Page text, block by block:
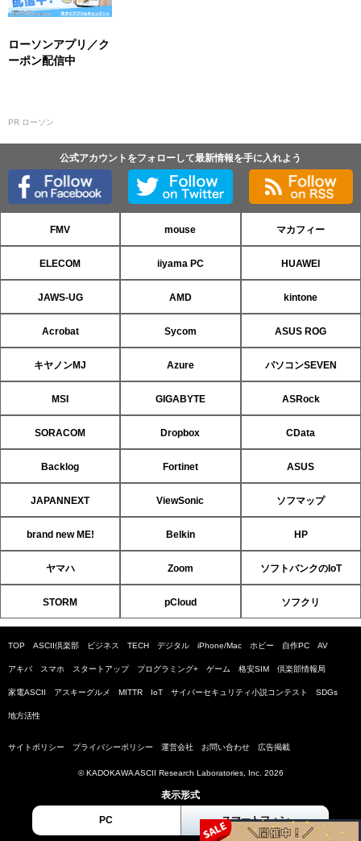
ローソンアプリ／ク
ーポン配信中
PR ローソン
公式アカウントをフォローして最新情報を手に入れよう
FMV mouse マカフィー
ELECOM iiyama PC HUAWEI
JAWS-UG AMD kintone
Acrobat Sycom ASUS ROG
キヤノンMJ Azure パソコンSEVEN
MSI GIGABYTE ASRock
SORACOM Dropbox CData
Backlog Fortinet ASUS
JAPANNEXT ViewSonic ソフマップ
brand new ME! Belkin HP
ヤマハ Zoom ソフトバンクのIoT
STORM pCloud ソフクリ
TOP ASCII倶楽部 ビジネス TECH デジタル iPhone/Mac ホビー 自作PC AV
アキバ スマホ スタートアップ プログラミング+ ゲーム 格安SIM 倶楽部情報局
家電ASCII アスキーグルメ MITTR IoT サイバーセキュリティ小説コンテスト SDGs
地方活性
サイトポリシー プライバシーポリシー 運営会社 お問い合わせ 広告掲載
© KADOKAWA ASCII Research Laboratories, Inc. 2026
表示形式
PC スマートフォン